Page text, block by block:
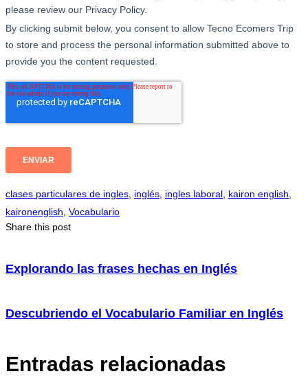
clases particulares de ingles inglés ingles laboral kairon english
kaironenglish Vocabulario
Share this post
Explorando las frases hechas en Inglés
Descubriendo el Vocabulario Familiar en Inglés
Entradas relacionadas